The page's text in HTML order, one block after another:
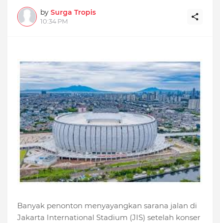
by Surga Tropis
10:34 PM
Banyak penonton menyayangkan sarana jalan di
Jakarta International Stadium (JIS) setelah konser